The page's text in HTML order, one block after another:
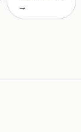
→